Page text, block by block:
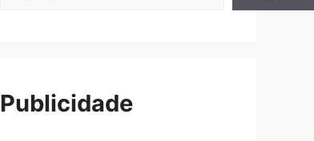
Publicidade